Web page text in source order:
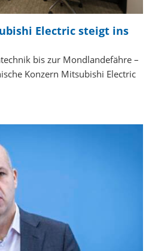
Electric steigt ins
bis zur Mondlandefähre –
Konzern Mitsubishi Electric